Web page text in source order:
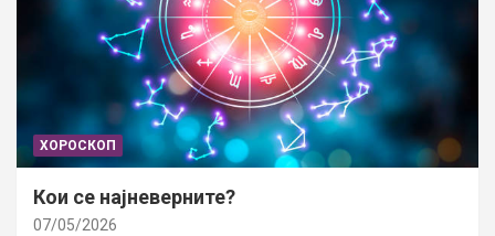
ХОРОСКОП
Кои се најневерните?
07/05/2026